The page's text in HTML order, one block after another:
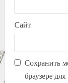
Сайт
Сохранить
браузере